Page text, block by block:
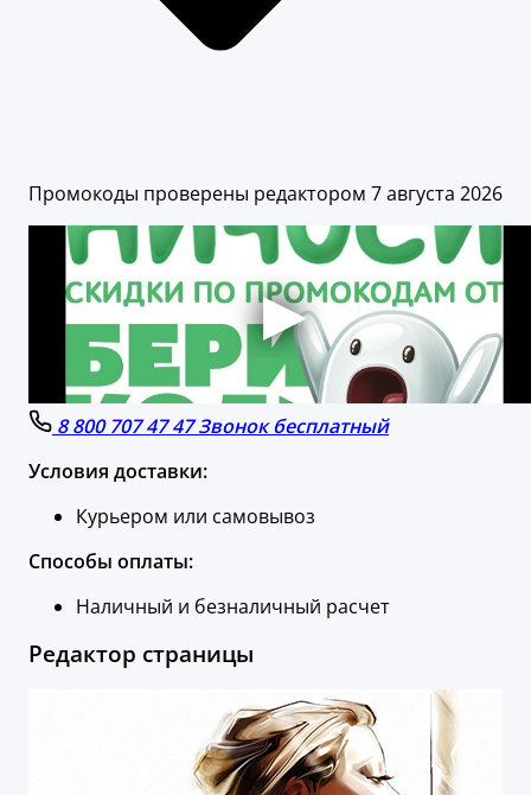
Промокоды проверены редактором 7 августа 2026
8 800 707 47 47 Звонок бесплатный
Условия доставки:
Курьером или самовывоз
Способы оплаты:
Наличный и безналичный расчет
Редактор страницы